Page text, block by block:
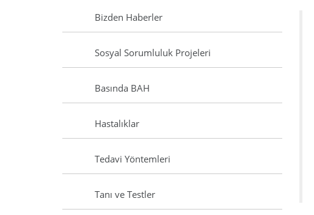
Bizden Haberler
Sosyal Sorumluluk Projeleri
Basında BAH
Hastalıklar
Tedavi Yöntemleri
Tanı ve Testler